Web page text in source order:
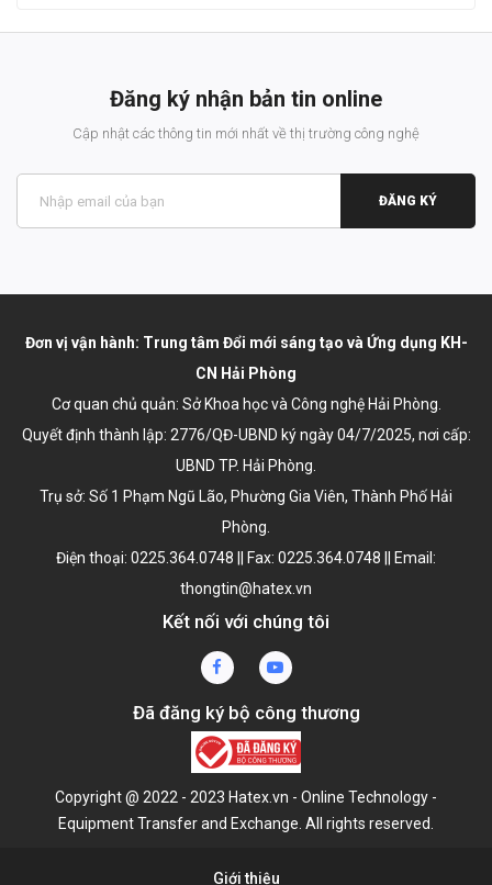
Đăng ký nhận bản tin online
Cập nhật các thông tin mới nhất về thị trường công nghệ
ĐĂNG KÝ
Đơn vị vận hành: Trung tâm Đổi mới sáng tạo và Ứng dụng KH-
CN Hải Phòng
Cơ quan chủ quản: Sở Khoa học và Công nghệ Hải Phòng.
Quyết định thành lập: 2776/QĐ-UBND ký ngày 04/7/2025, nơi cấp:
UBND TP. Hải Phòng.
Trụ sở: Số 1 Phạm Ngũ Lão, Phường Gia Viên, Thành Phố Hải
Phòng.
Điện thoại: 0225.364.0748 || Fax: 0225.364.0748 || Email:
thongtin@hatex.vn
Kết nối với chúng tôi
Đã đăng ký bộ công thương
Copyright @ 2022 - 2023 Hatex.vn - Online Technology -
Equipment Transfer and Exchange. All rights reserved.
Giới thiệu